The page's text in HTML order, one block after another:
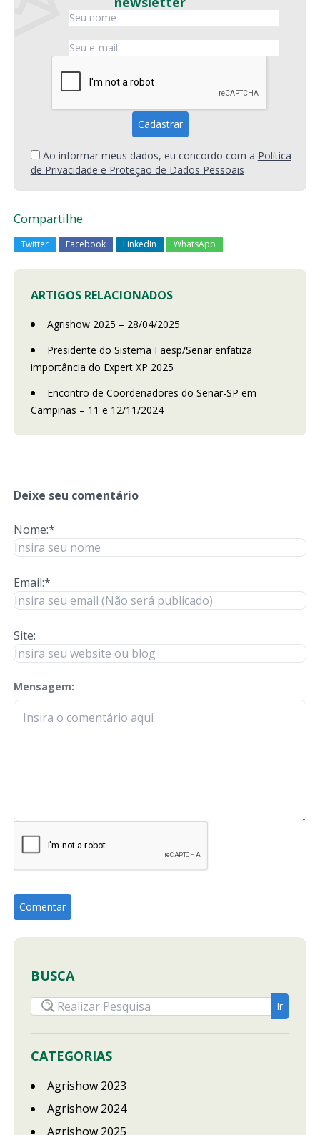
Ao informar meus dados, eu concordo com a Política
de Privacidade e Proteção de Dados Pessoais
Compartilhe
Twitter Facebook LinkedIn WhatsApp
ARTIGOS RELACIONADOS
Agrishow 2025 – 28/04/2025
Presidente do Sistema Faesp/Senar enfatiza
importância do Expert XP 2025
Encontro de Coordenadores do Senar-SP em
Campinas – 11 e 12/11/2024
Deixe seu comentário
Nome:*
Email:*
Site:
Mensagem:
check-terms
BUSCA
CATEGORIAS
Agrishow 2023
Agrishow 2024
Agrishow 2025